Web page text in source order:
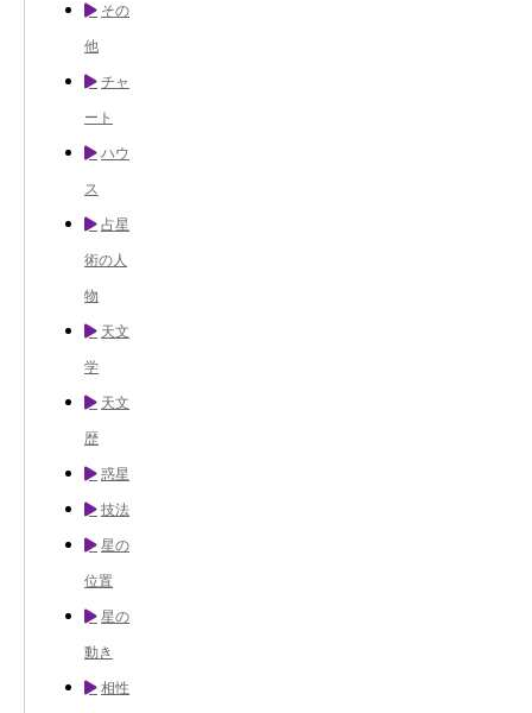
その
他
チャ
ート
ハウ
ス
占星
術の人
物
天文
学
天文
歴
惑星
技法
星の
位置
星の
動き
相性